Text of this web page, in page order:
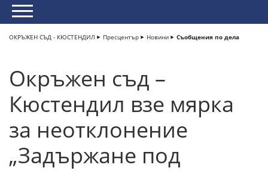
ОКРЪЖЕН СЪД - КЮСТЕНДИЛ Пресцентър Новини Съобщения по дела
Окръжен съд –
Кюстендил взе мярка
за неотклонение
„Задържане под